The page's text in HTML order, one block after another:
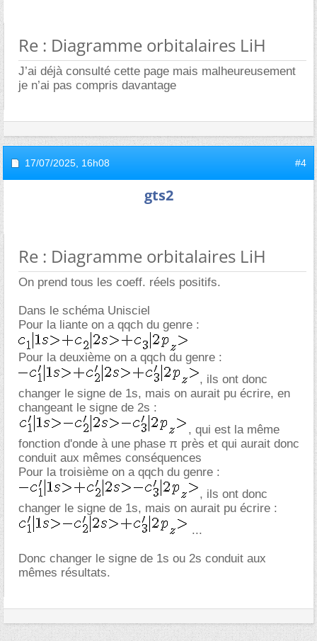
Re : Diagramme orbitalaires LiH
J’ai déjà consulté cette page mais malheureusement
je n’ai pas compris davantage
17/07/2025, 16h08 #4
gts2
Re : Diagramme orbitalaires LiH
On prend tous les coeff. réels positifs.
Dans le schéma Unisciel
Pour la liante on a qqch du genre :
Pour la deuxième on a qqch du genre :
, ils ont donc
changer le signe de 1s, mais on aurait pu écrire, en
changeant le signe de 2s :
, qui est la même
fonction d'onde à une phase π près et qui aurait donc
conduit aux mêmes conséquences
Pour la troisième on a qqch du genre :
, ils ont donc
changer le signe de 1s, mais on aurait pu écrire :
...
Donc changer le signe de 1s ou 2s conduit aux
mêmes résultats.